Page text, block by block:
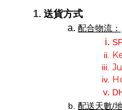
送貨方式
配合物流：
配送天數/